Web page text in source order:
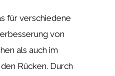
für verschiedene
von
als auch im
Rücken. Durch